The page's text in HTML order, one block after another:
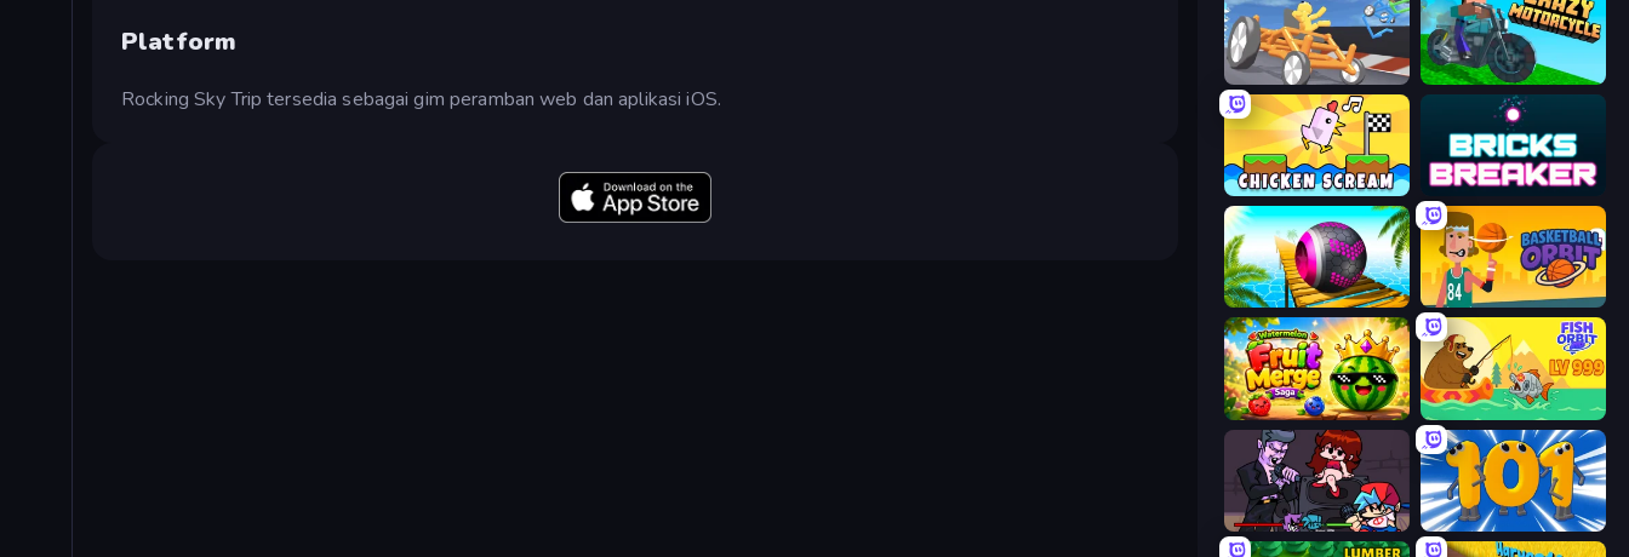
Platform
Rocking Sky Trip tersedia sebagai gim peramban web dan aplikasi iOS.
Draw Crash Race Crazy Motorcycle
Chicken Scream Bricks Breaker
Rolling Balls Sea Race Basketball Orbit
Watermelon Fruit Merge Saga Fish Orbit
Friday Night Funkin' Numbers Arena